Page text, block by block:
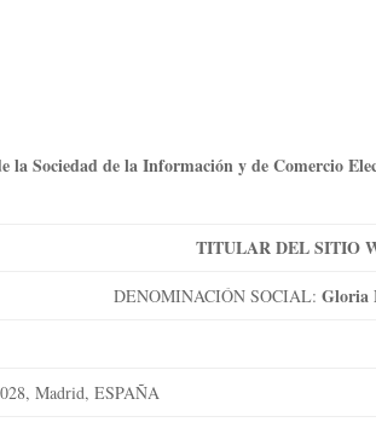
la Sociedad de la Información y de Comercio
TITULAR DEL SITIO
DENOMINACIÓN SOCIAL:Gloria
Madrid, ESPAÑA